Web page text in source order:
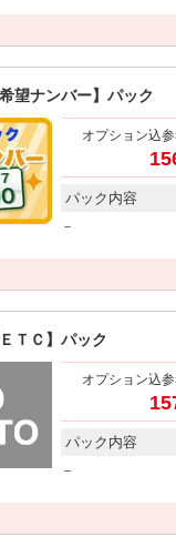
望ナンバー】パック
オプション込
パック内容
－
ＴＣ】パック
オプション込
パック内容
－